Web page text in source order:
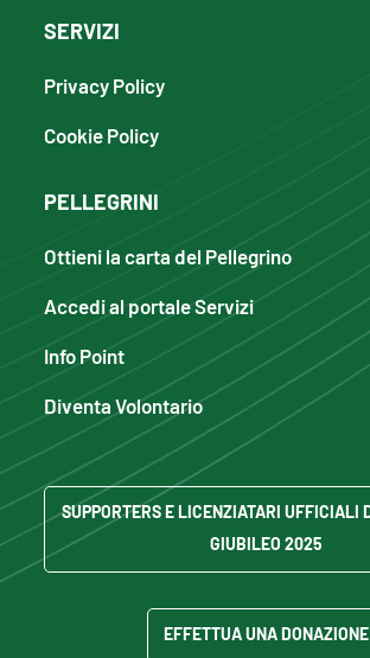
SERVIZI
Privacy Policy
Cookie Policy
PELLEGRINI
Ottieni la carta del Pellegrino
Accedi al portale Servizi
Info Point
Diventa Volontario
SUPPORTERS E LICENZIATARI UFFICIALI
GIUBILEO 2025
EFFETTUA UNA DONAZIONE